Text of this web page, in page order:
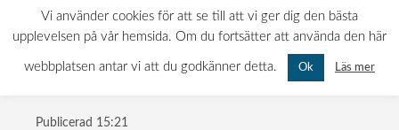
0522-120 11
INFO@MATTBOLAGET.NU
MÅN-FRE: 07.00 - 16.00 LÖR-SÖN: STÄNGT
pergo-vinyl-
2016-omslag
Publicerad 15:21
Vi använder cookies för att se till att vi ger dig den bästa
upplevelsen på vår hemsida. Om du fortsätter att använda den här
webbplatsen antar vi att du godkänner detta. Ok Läs mer